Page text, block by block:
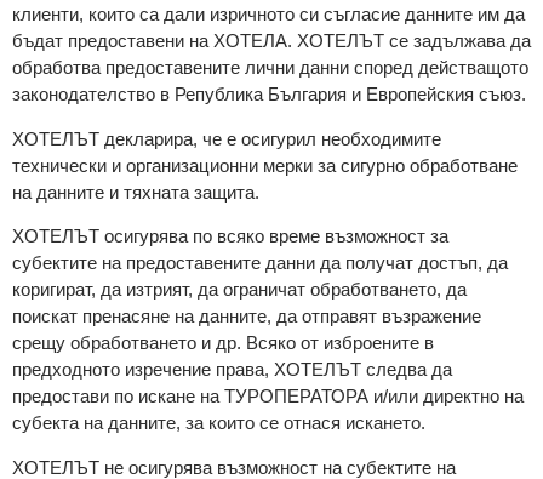
клиенти, които са дали изричното си съгласие данните им да
бъдат предоставени на ХОТЕЛА. ХОТЕЛЪТ се задължава да
обработва предоставените лични данни според действащото
законодателство в Република България и Европейския съюз.
ХОТЕЛЪТ декларира, че е осигурил необходимите
технически и организационни мерки за сигурно обработване
на данните и тяхната защита.
ХОТЕЛЪТ осигурява по всяко време възможност за
субектите на предоставените данни да получат достъп, да
коригират, да изтрият, да ограничат обработването, да
поискат пренасяне на данните, да отправят възражение
срещу обработването и др. Всяко от изброените в
предходното изречение права, ХОТЕЛЪТ следва да
предостави по искане на ТУРОПЕРАТОРА и/или директно на
субекта на данните, за които се отнася искането.
ХОТЕЛЪТ не осигурява възможност на субектите на